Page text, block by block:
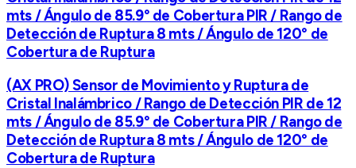
mts / Ángulo de 85.9° de Cobertura PIR / Rango de
Detección de Ruptura 8 mts / Ángulo de 120° de
Cobertura de Ruptura
(AX PRO) Sensor de Movimiento y Ruptura de
Cristal Inalámbrico / Rango de Detección PIR de 12
mts / Ángulo de 85.9° de Cobertura PIR / Rango de
Detección de Ruptura 8 mts / Ángulo de 120° de
Cobertura de Ruptura